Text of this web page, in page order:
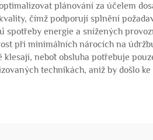
plánování za účelem
čímž podporují splnění
energie a snížených
při minimálních nárocích na
neboť obsluha potřebuje
technikách, aniž by došlo